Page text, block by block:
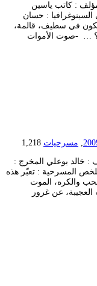
المؤلف : كاتب ياسين
: حسان
في سطيف، قالمة،
؟ … -صوت الأموات
, مسرحيات 1,218
: خالد بوعلي المخرج :
المسرحية : تعبّر هذه
والكره، الموت
العجيبة، عن غرور